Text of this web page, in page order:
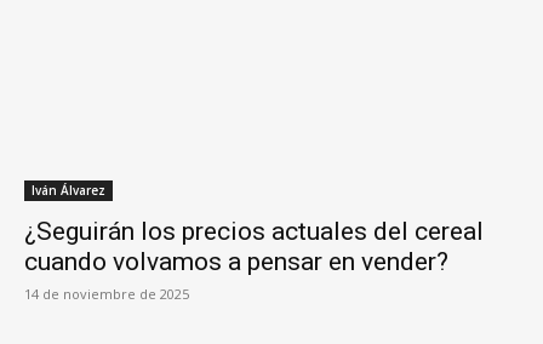
Iván Álvarez
¿Seguirán los precios actuales del cereal
cuando volvamos a pensar en vender?
14 de noviembre de 2025